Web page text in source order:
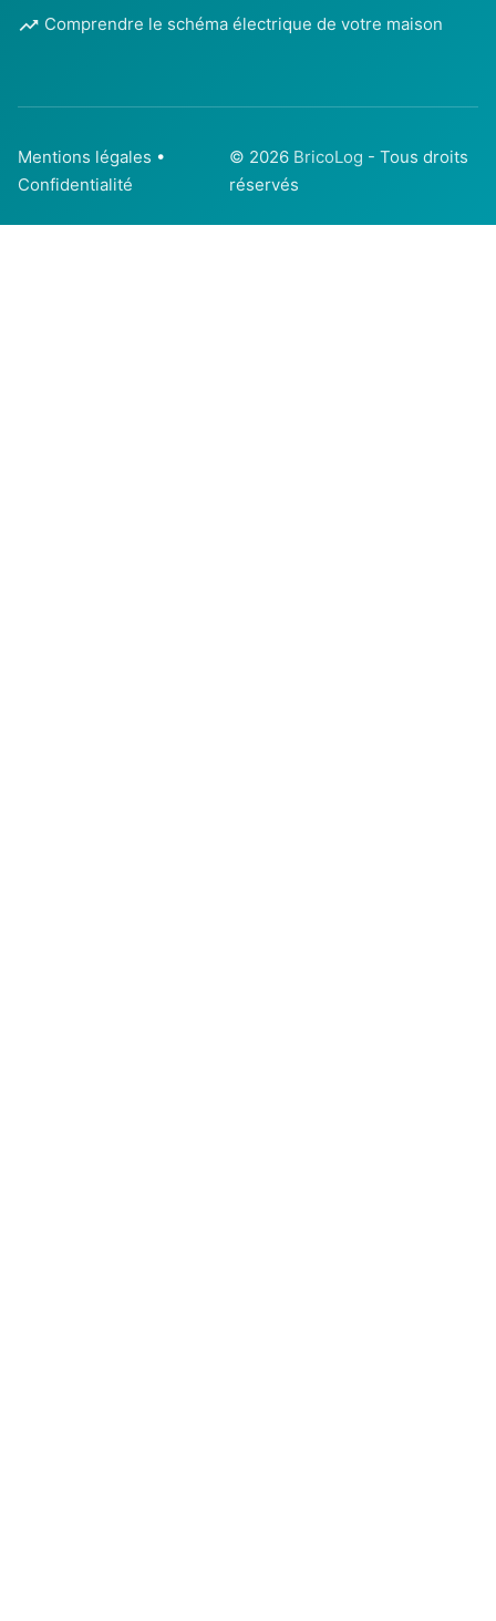
Comprendre le schéma électrique de votre maison
Mentions légales •
Confidentialité
© 2026 BricoLog - Tous droits
réservés